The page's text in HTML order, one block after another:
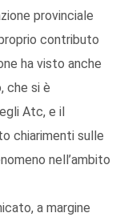
provinciale
contributo
ha visto anche
che si è
Atc, e il
chiarimenti sulle
nell’ambito
a margine